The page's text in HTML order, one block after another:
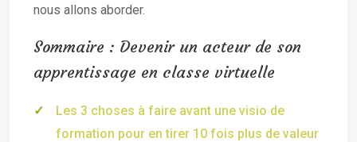
nous allons aborder.
Sommaire : Devenir un acteur de son
apprentissage en classe virtuelle
Les 3 choses à faire avant une visio de
formation pour en tirer 10 fois plus de valeur